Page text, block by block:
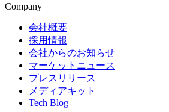
Company
会社概要
採用情報
会社からのお知らせ
マーケットニュース
プレスリリース
メディアキット
Tech Blog